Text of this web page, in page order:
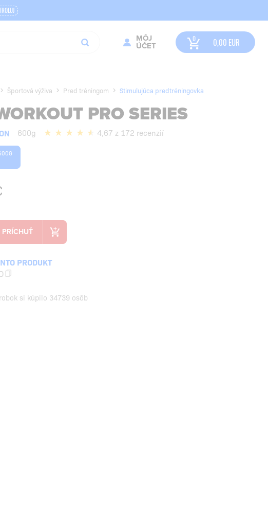
MÔJ
ÚČET
0,00 EUR
Športová výživa Pred tréningom Stimulujúca predtréningovka
PRO SERIES
600g 4,67 z 172 recenzií
PRODUKT
si kúpilo 34739 osôb